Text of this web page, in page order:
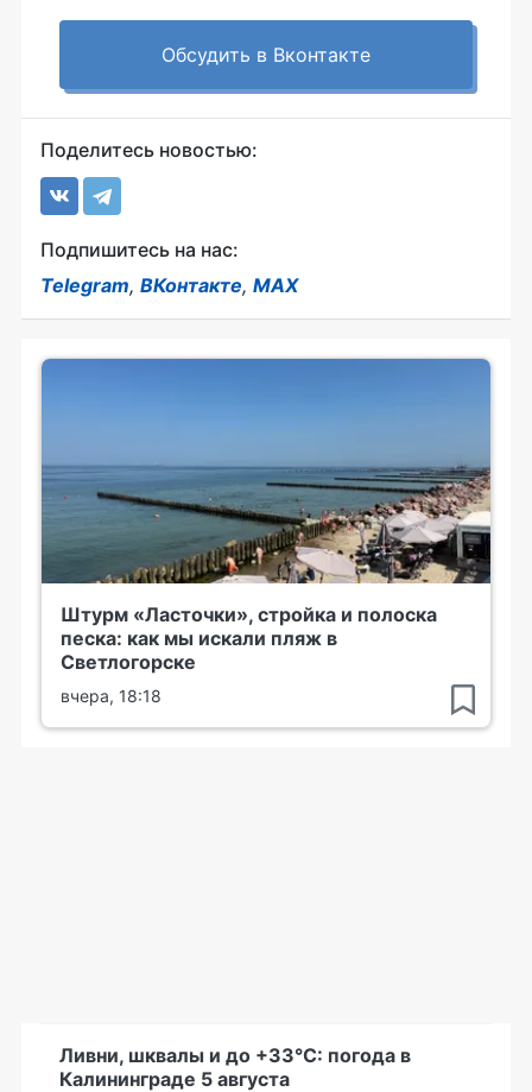
Обсудить в Вконтакте
Поделитесь новостью:
Подпишитесь на нас:
Telegram, ВКонтакте, MAX
Штурм «Ласточки», стройка и полоска
песка: как мы искали пляж в
Светлогорске
вчера, 18:18
Ливни, шквалы и до +33°С: погода в
Калининграде 5 августа